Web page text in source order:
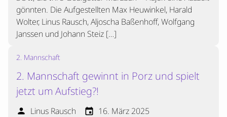
gönnten. Die Aufgestellten Max Heuwinkel, Harald
Wolter, Linus Rausch, Aljoscha Baßenhoff, Wolfgang
Janssen und Johann Steiz […]
2. Mannschaft
2. Mannschaft gewinnt in Porz und spielt
jetzt um Aufstieg?!
person Linus Rausch event 16. März 2025